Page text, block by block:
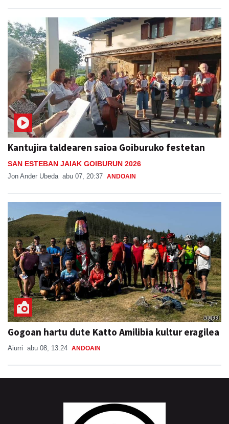
Kantujira taldearen saioa Goiburuko festetan
SAN ESTEBAN JAIAK GOIBURUN 2026
Jon Ander Ubeda abu 07, 20:37 ANDOAIN
Gogoan hartu dute Katto Amilibia kultur eragilea
Aiurri abu 08, 13:24 ANDOAIN